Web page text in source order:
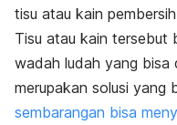
tisu atau kain
Tisu atau kain tersebut
wadah ludah yang bisa
merupakan solusi yang
sembarangan bisa